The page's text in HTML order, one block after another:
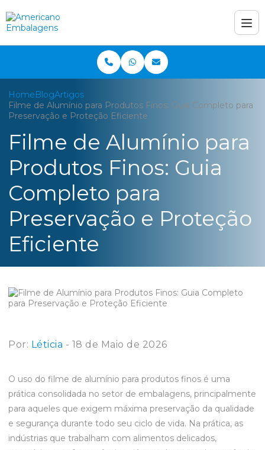
HomeBlogArtigos
Filme de Alumínio para Produtos Finos: Guia Completo para
Preservação e Proteção Eficiente
Filme de Alumínio para
Produtos Finos: Guia
Completo para
Preservação e Proteção
Eficiente
Por: Léticia - 18 de Maio de 2026
O uso do filme de alumínio para produtos finos é uma
prática consolidada no setor de embalagens, principalmente
para aqueles que exigem máxima preservação da qualidade
e segurança durante todo seu ciclo de vida. Na prática, as
indústrias que trabalham com alimentos delicados,